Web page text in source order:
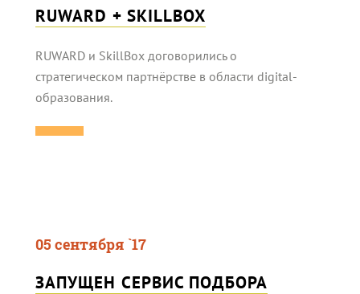
RUWARD + SKILLBOX
RUWARD и SkillBox договорились о
стратегическом партнёрстве в области digital-
образования.
05 сентября `17
ЗАПУЩЕН СЕРВИС ПОДБОРА